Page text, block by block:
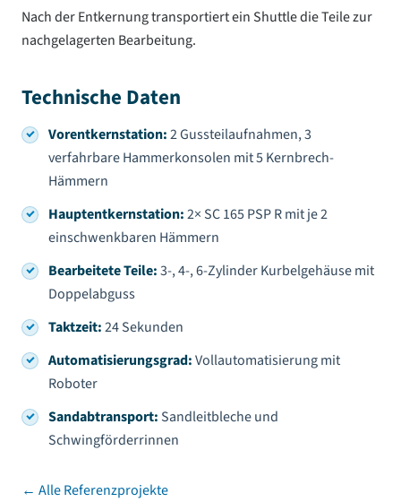
Nach der Entkernung transportiert ein Shuttle die Teile zur
nachgelagerten Bearbeitung.
Technische Daten
Vorentkernstation:2 Gussteilaufnahmen, 3
verfahrbare Hammerkonsolen mit 5 Kernbrech-
Hämmern
Hauptentkernstation:2× SC 165 PSP R mit je 2
einschwenkbaren Hämmern
Bearbeitete Teile:3-, 4-, 6-Zylinder Kurbelgehäuse mit
Doppelabguss
Taktzeit:24 Sekunden
Automatisierungsgrad:Vollautomatisierung mit
Roboter
Sandabtransport: Sandleitbleche und
Schwingförderrinnen
← Alle Referenzprojekte